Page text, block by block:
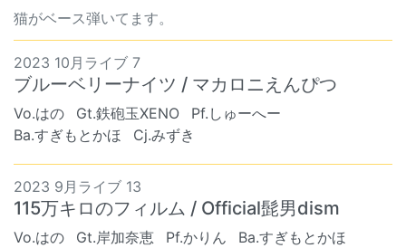
猫がベース弾いてます。
2023 10月ライブ 7
ブルーベリーナイツ / マカロニえんぴつ
Vo.はの Gt.鉄砲玉XENO
Pf.しゅーへー
Ba.すぎもとかほ
Cj.みずき
2023 9月ライブ 13
115万キロのフィルム / Official髭男dism
Vo.はの Gt.岸加奈恵 Pf.かりん
Ba.すぎもとかほ